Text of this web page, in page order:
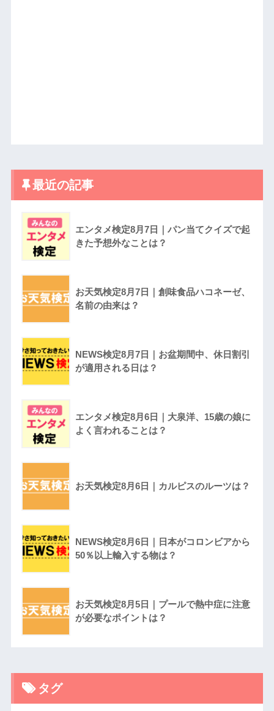
最近の記事
エンタメ検定8月7日｜パン当てクイズで起
きた予想外なことは？
お天気検定8月7日｜創味食品ハコネーゼ、
名前の由来は？
NEWS検定8月7日｜お盆期間中、休日割引
が適用される日は？
エンタメ検定8月6日｜大泉洋、15歳の娘に
よく言われることは？
お天気検定8月6日｜カルピスのルーツは？
NEWS検定8月6日｜日本がコロンビアから
50％以上輸入する物は？
お天気検定8月5日｜プールで熱中症に注意
が必要なポイントは？
タグ